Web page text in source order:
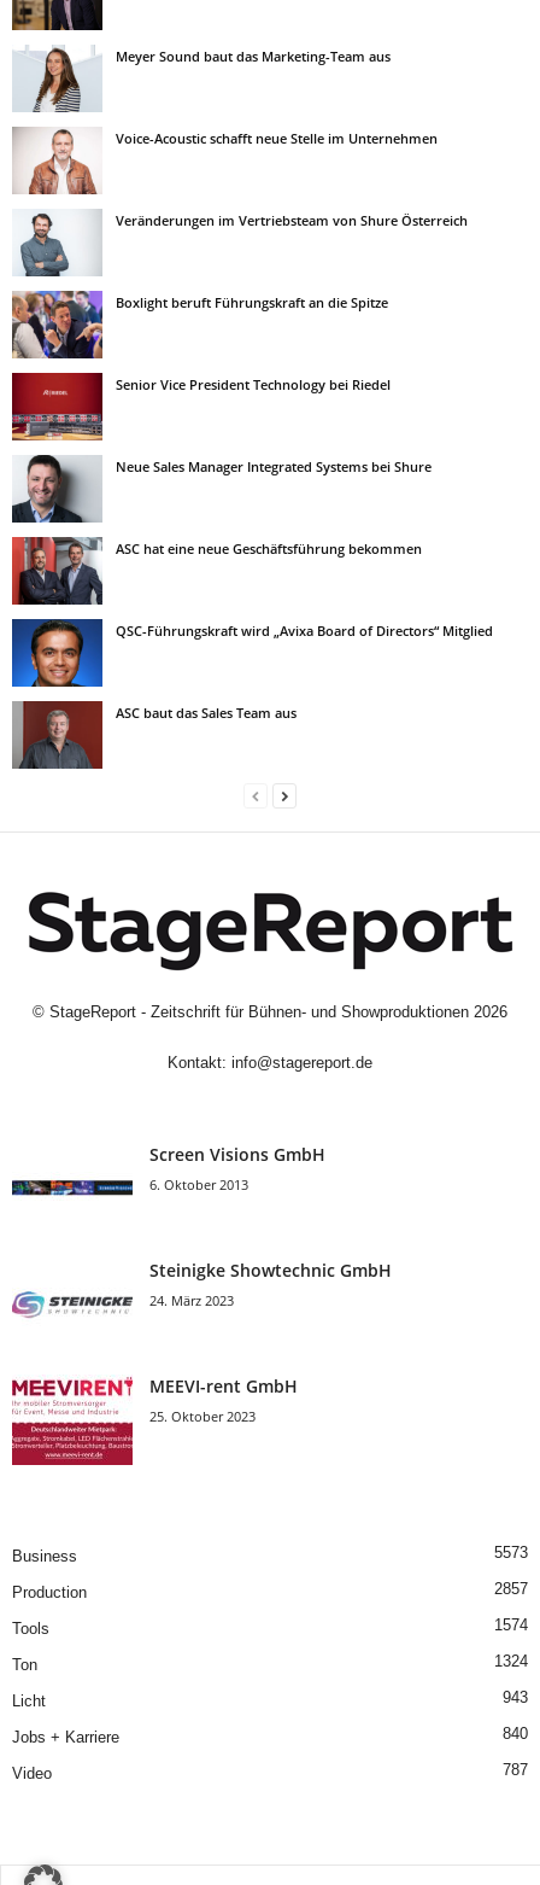
Meyer Sound baut das Marketing-Team aus
Voice-Acoustic schafft neue Stelle im Unternehmen
Veränderungen im Vertriebsteam von Shure Österreich
Boxlight beruft Führungskraft an die Spitze
Senior Vice President Technology bei Riedel
Neue Sales Manager Integrated Systems bei Shure
ASC hat eine neue Geschäftsführung bekommen
QSC-Führungskraft wird „Avixa Board of Directors“ Mitglied
ASC baut das Sales Team aus
© StageReport - Zeitschrift für Bühnen- und Showproduktionen 2026
Kontakt: info@stagereport.de
Screen Visions GmbH
6. Oktober 2013
Steinigke Showtechnic GmbH
24. März 2023
MEEVI-rent GmbH
25. Oktober 2023
Business 5573
Production 2857
Tools 1574
Ton 1324
Licht 943
Jobs + Karriere 840
Video 787